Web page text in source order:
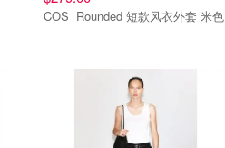
COS Rounded 短款风衣外套 米色